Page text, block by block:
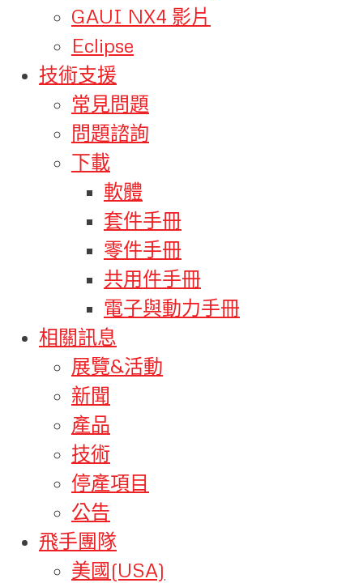
GAUI NX4 影片
Eclipse
技術支援
常見問題
問題諮詢
下載
軟體
套件手冊
零件手冊
共用件手冊
電子與動力手冊
相關訊息
展覽&活動
新聞
產品
技術
停產項目
公告
飛手團隊
美國(USA)